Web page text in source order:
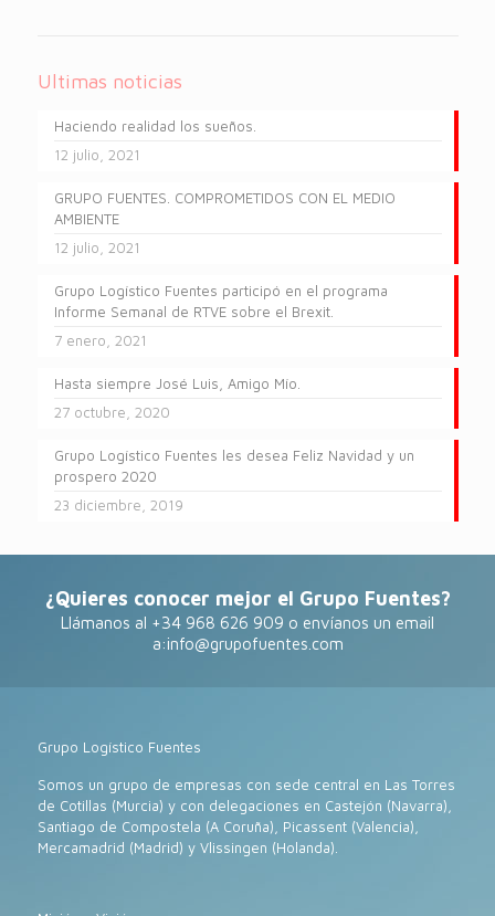
Ultimas noticias
Haciendo realidad los sueños.
12 julio, 2021
GRUPO FUENTES. COMPROMETIDOS CON EL MEDIO
AMBIENTE
12 julio, 2021
Grupo Logístico Fuentes participó en el programa
Informe Semanal de RTVE sobre el Brexit.
7 enero, 2021
Hasta siempre José Luis, Amigo Mío.
27 octubre, 2020
Grupo Logístico Fuentes les desea Feliz Navidad y un
prospero 2020
23 diciembre, 2019
¿Quieres conocer mejor el Grupo Fuentes?
Llámanos al +34 968 626 909 o envíanos un email
a:info@grupofuentes.com
Grupo Logístico Fuentes
Somos un grupo de empresas con sede central en Las Torres
de Cotillas (Murcia) y con delegaciones en Castejón (Navarra),
Santiago de Compostela (A Coruña), Picassent (Valencia),
Mercamadrid (Madrid) y Vlissingen (Holanda).